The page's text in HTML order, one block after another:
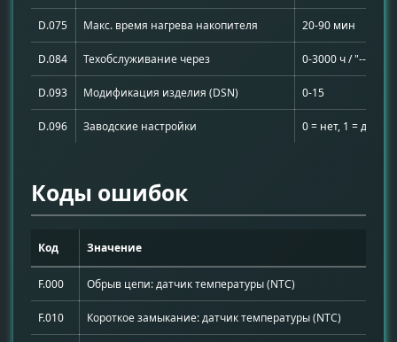
D.075 Макс. время нагрева накопителя 20-90 мин
D.084 Техобслуживание через 0-3000 ч / "---"
D.093 Модификация изделия (DSN) 0-15
D.096 Заводские настройки 0 = нет, 1 = да
Коды ошибок
Код Значение
F.000 Обрыв цепи: датчик температуры (NTC)
F.010 Короткое замыкание: датчик температуры (NTC)